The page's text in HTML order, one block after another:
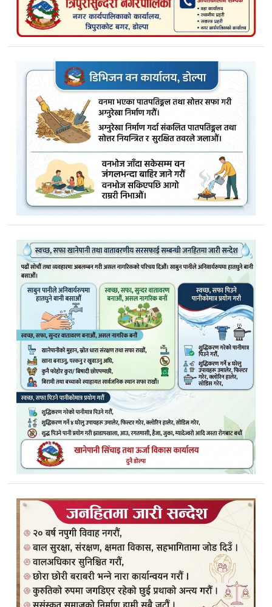
सरकारको ‘भातृ संगठन खारेज’ बहसबीच शिक्षक संघ डाेल्पाको
भारत सरकारको सहयोगमा डोल्पाको कस्तुरी माविमा अत्याधुनिक
डाेल्पाकाे ठुलीभेरीमा क्षयरोग खोजपड्ताल तीव्र: १ सय १६ जनाको
डोल्पामा आर्थिक गणना आगामी बैशाख २ देखि असार ७ सम्म गरिने
त्रिपुरासुन्दरीमा स्वास्थ्य कार्यक्रमको अर्धवार्षिक समीक्षा सम्पन्न
रास्वपाका डिपि अर्याल सभामुखमा निर्विरोध
डोल्पामा पशु रोग नियन्त्रण अभियान: विशेषज्ञ टोली गाउँ–गाउँमा पुग्दै
डाेल्पामा सामूहिक प्रतिबद्धता र नयाँ ऊर्जा सहित बालविवाह विरुद्ध
डोल्पाका सांसद धनबहादुर बुढाद्वारा विकासका लागि
योजना छनोटमा कडाइ: ‘दोहोरिने र टुक्रे योजना अब स्वीकार्य छैन “
डाेल्पामा उद्योग खारेजी बढ्दाे
डाेल्पा दुनैको सरस्वती माविमा २० लाखको बालमैत्री शौचालय
उपल्लाे डोल्पाका स्थानीय तहका भेटेनरी प्राविधिकलाई पुनर्ताजगी
इसिडी शिक्षक र विद्यालय कर्मचारीको तलब १९ हजार ५ सय
डाेल्पा ठुलिभेरिका जेष्ठ नागरिकलाई ‘हर्लिक्स सहारा’, दिवा सेवा
बालेन सरकारकाे सुशासन मार्गचित्र २०८२: दर्जनौँ सार्वजनिक
मेलमिलाप तालिमबाट सभ्य समाज निर्माणको आधार तयार : जनचन्द्र
केपी शर्मा ओलीको पक्राउ विरुद्ध डोल्पामा एमालेको प्रदर्शन,
नवप्रवर्तन कार्यक्रमका लागि कर्णालीका सात पालिका छनाैट,३
३ वर्षभित्र सुकुम्बासी समस्या समाधान गर्ने सरकारको घोषणा
बालेन सरकारकाे शासकीय सुधारका १०० कार्यसूची :पत्रकारिता
ओली पक्राउको विरोधमा एमाले डोल्पाको आपत्ति, आन्दोलनको
चितवनबाट डोल्पासम्म बुलेट राइड:आन्तरिक पर्यटन प्रवर्द्धनमा २४
ओलीको गिरफ्तारीलाई लिएर एमालेले प्रदर्शन गर्ने